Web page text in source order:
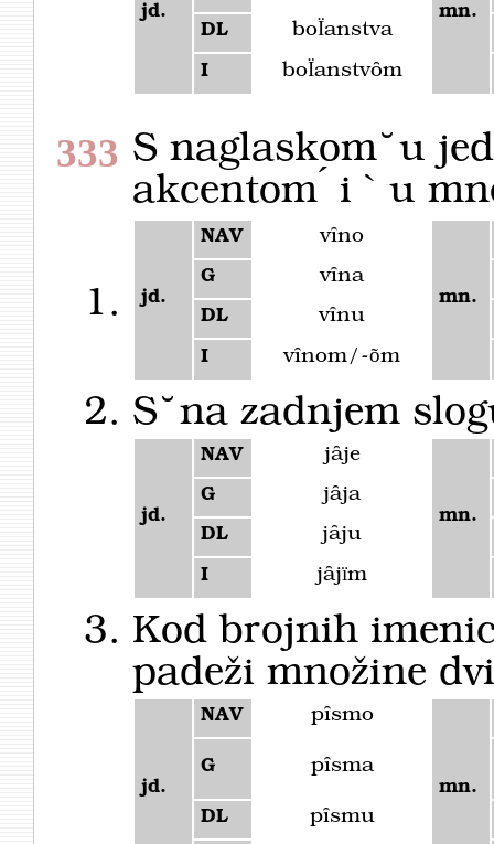
jd. mn.
DL boÏanstva
I boÏanstvȏm
333 S naglaskom ̆ u
akcentom ́ i ` u
jd.
NAV vȋno
mn.
G vȋna
DL vȋnu
I vȋnom/-õm
S ̆ na zadnjem
jd.
NAV jȃje
mn.
G jȃja
DL jȃju
I jȃjïm
Kod brojnih
padeži množine
jd.
NAV pȋsmo
mn.
G pȋsma
DL pȋsmu